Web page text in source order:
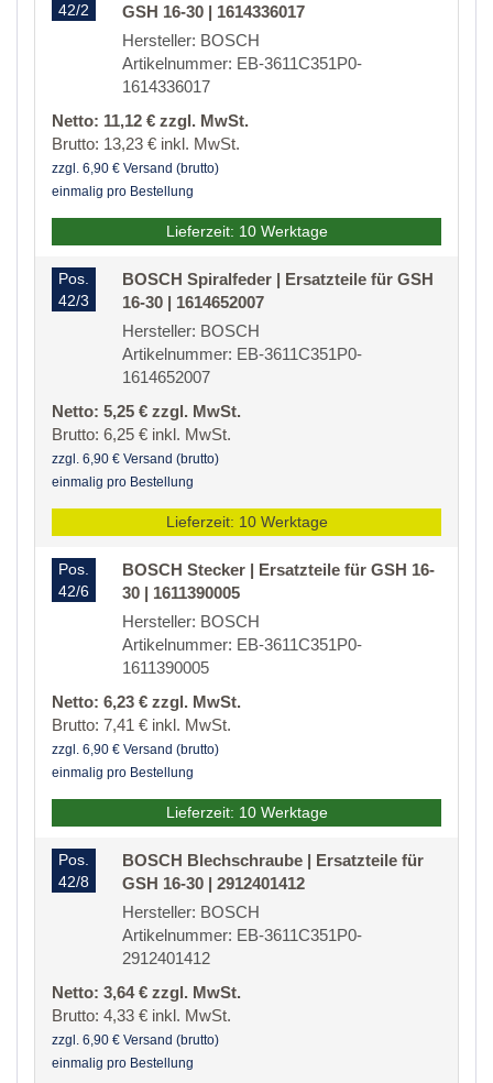
42/2
GSH 16-30 | 1614336017
Hersteller: BOSCH
Artikelnummer: EB-3611C351P0-
1614336017
Netto: 11,12 € zzgl. MwSt.
Brutto: 13,23 € inkl. MwSt.
zzgl. 6,90 € Versand (brutto)
einmalig pro Bestellung
Lieferzeit: 10 Werktage
Pos.
42/3
BOSCH Spiralfeder | Ersatzteile für GSH
16-30 | 1614652007
Hersteller: BOSCH
Artikelnummer: EB-3611C351P0-
1614652007
Netto: 5,25 € zzgl. MwSt.
Brutto: 6,25 € inkl. MwSt.
zzgl. 6,90 € Versand (brutto)
einmalig pro Bestellung
Lieferzeit: 10 Werktage
Pos.
42/6
BOSCH Stecker | Ersatzteile für GSH 16-
30 | 1611390005
Hersteller: BOSCH
Artikelnummer: EB-3611C351P0-
1611390005
Netto: 6,23 € zzgl. MwSt.
Brutto: 7,41 € inkl. MwSt.
zzgl. 6,90 € Versand (brutto)
einmalig pro Bestellung
Lieferzeit: 10 Werktage
Pos.
42/8
BOSCH Blechschraube | Ersatzteile für
GSH 16-30 | 2912401412
Hersteller: BOSCH
Artikelnummer: EB-3611C351P0-
2912401412
Netto: 3,64 € zzgl. MwSt.
Brutto: 4,33 € inkl. MwSt.
zzgl. 6,90 € Versand (brutto)
einmalig pro Bestellung